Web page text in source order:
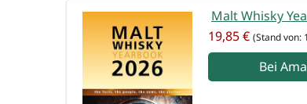
Malt Whis­ky
19,85 € (Stand von:
Bei